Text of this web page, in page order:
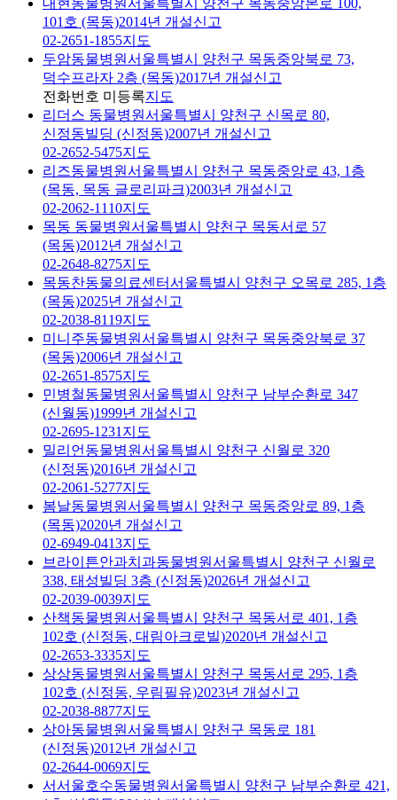
101호 (목동)2014년 개설신고
02-2651-1855지도
두암동물병원서울특별시 양천구 목동중앙북로 73,
덕수프라자 2층 (목동)2017년 개설신고
전화번호 미등록지도
리더스 동물병원서울특별시 양천구 신목로 80,
신정동빌딩 (신정동)2007년 개설신고
02-2652-5475지도
리즈동물병원서울특별시 양천구 목동중앙로 43, 1층
(목동, 목동 글로리파크)2003년 개설신고
02-2062-1110지도
목동 동물병원서울특별시 양천구 목동서로 57
(목동)2012년 개설신고
02-2648-8275지도
목동찬동물의료센터서울특별시 양천구 오목로 285, 1층
(목동)2025년 개설신고
02-2038-8119지도
미니주동물병원서울특별시 양천구 목동중앙북로 37
(목동)2006년 개설신고
02-2651-8575지도
민병철동물병원서울특별시 양천구 남부순환로 347
(신월동)1999년 개설신고
02-2695-1231 지도
밀리언동물병원서울특별시 양천구 신월로 320
(신정동)2016년 개설신고
02-2061-5277지도
봄날동물병원서울특별시 양천구 목동중앙로 89, 1층
(목동)2020년 개설신고
02-6949-0413지도
브라이튼안과치과동물병원서울특별시 양천구 신월로
338, 태성빌딩 3층 (신정동)2026년 개설신고
02-2039-0039지도
산책동물병원서울특별시 양천구 목동서로 401, 1층
102호 (신정동, 대림아크로빌)2020년 개설신고
02-2653-3335지도
상상동물병원서울특별시 양천구 목동서로 295, 1층
102호 (신정동, 우림필유)2023년 개설신고
02-2038-8877지도
상아동물병원서울특별시 양천구 목동로 181
(신정동)2012년 개설신고
02-2644-0069지도
서서울호수동물병원서울특별시 양천구 남부순환로 421,